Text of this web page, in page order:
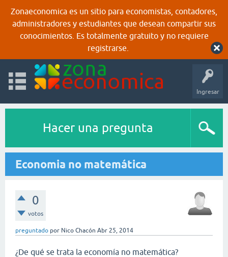
Zonaeconomica es un sitio para economistas, contadores,
administradores y estudiantes que desean compartir sus
conocimientos. Es totalmente gratuito y no requiere
registrarse.
Ingresar
Hacer una pregunta
Economia no matemática
0
votos
preguntado por Nico Chacón Abr 25, 2014
¿De qué se trata la economía no matemática?